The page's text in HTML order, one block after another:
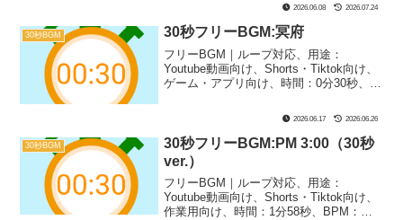
楽器：ギター、トイミュージック｜30秒
BGM第36弾！夜9時、外は真っ暗、帰り
道で少し不安になりつつも、一応帰って
るような時間をイメージしました！マイ
ルドなホラゲ実況や不穏な場面、推理ゲ
ームなどにぴったり！
2026.06.08 2026.07.24
30秒BGM 30秒フリーBGM:冥府
フリーBGM｜ループ対応、用途：
Youtube動画向け、Shorts・Tiktok向け、
ゲーム・アプリ向け、時間：0分30秒、
たり、楽器：ピアノ、シンセサイザー｜
30秒BGM第38弾！かなり怖いシーンにぴ
ったりの1曲です！冥界などのような絶望
的なシーン、ホラー展開などにおすす
め！
2026.06.17 2026.06.26
30秒BGM
30秒フリーBGM:PM 3:00（30秒
ver.）
フリーBGM｜ループ対応、用途：
Youtube動画向け、Shorts・Tiktok向け、
作業用向け、時間：1分58秒、BPM：